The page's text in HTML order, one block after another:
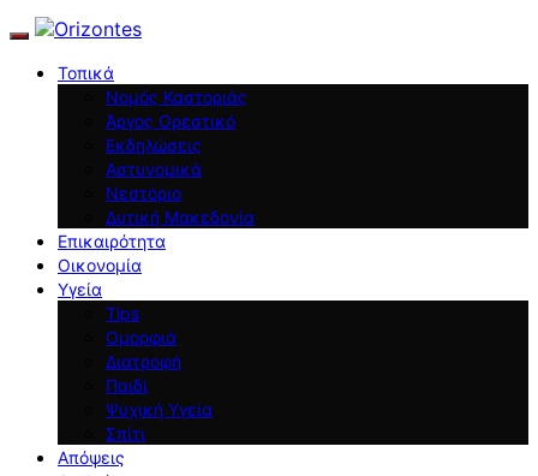
Τοπικά
Νομός Καστοριάς
Άργος Ορεστικό
Εκδηλώσεις
Αστυνομικά
Νεστόριο
Δυτική Μακεδονία
Επικαιρότητα
Οικονομία
Υγεία
Tips
Ομορφιά
Διατροφή
Παιδί
Ψυχική Υγεία
Σπίτι
Απόψεις